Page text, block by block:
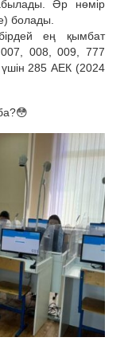
Әр нөмір
болады.
ең қымбат
008, 009, 777
үшін 285 АЕК (2024